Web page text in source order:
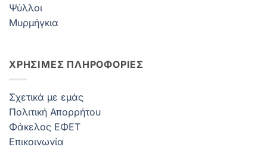
Ψύλλοι
Μυρμήγκια
ΧΡΗΣΙΜΕΣ ΠΛΗΡΟΦΟΡΙΕΣ
Σχετικά με εμάς
Πολιτική Απορρήτου
Φάκελος ΕΦΕΤ
Επικοινωνία